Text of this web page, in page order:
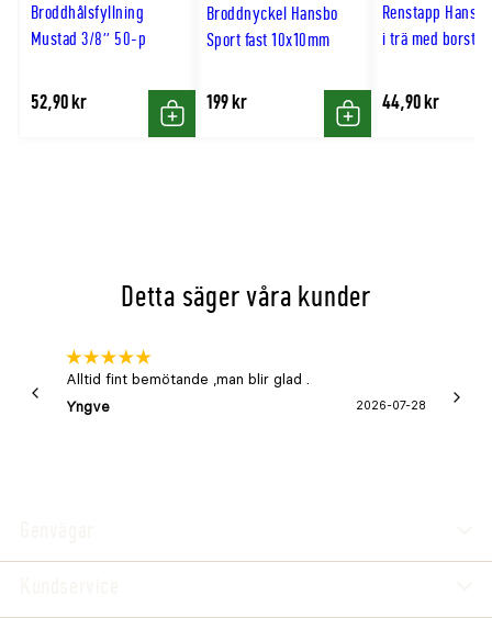
Broddhålsfyllning
Mustad 3/8'' 50-p
52,90 kr
Köp
Broddnyckel Hansbo
Sport fast 10x10mm
199 kr
Köp
Renstapp
i trä med borste
44,90 kr
Detta säger våra kunder
Alltid fint bemötande ,man blir glad .
Yngve
2026-07-28